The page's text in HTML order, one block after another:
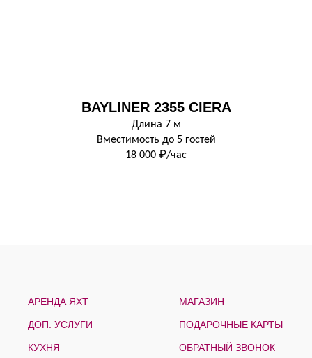
BAYLINER 2355 CIERA
Длина 7 м
Вместимость до 5 гостей
18 000 ₽/час
АРЕНДА ЯХТ
ДОП. УСЛУГИ
КУХНЯ
МАГАЗИН
ПОДАРОЧНЫЕ КАРТЫ
ОБРАТНЫЙ ЗВОНОК